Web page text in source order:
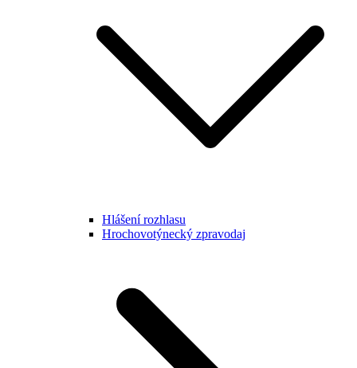
Hlášení rozhlasu
Hrochovotýnecký zpravodaj